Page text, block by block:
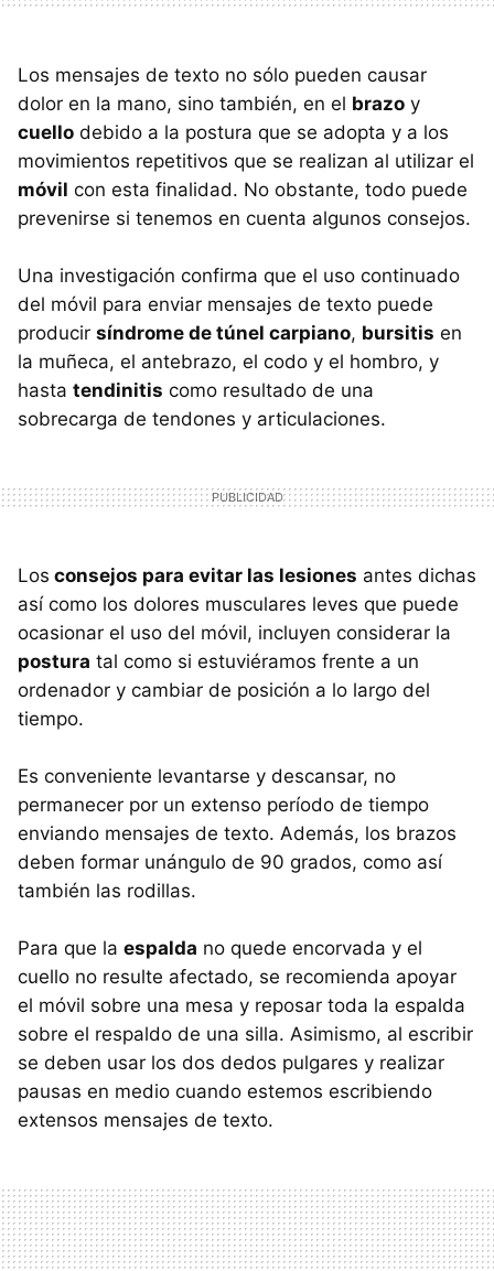
Los mensajes de texto no sólo pueden causar
dolor en la mano, sino también, en el brazo y
cuello debido a la postura que se adopta y a los
movimientos repetitivos que se realizan al utilizar el
móvil con esta finalidad. No obstante, todo puede
prevenirse si tenemos en cuenta algunos consejos.
Una investigación confirma que el uso continuado
del móvil para enviar mensajes de texto puede
producir síndrome de túnel carpiano, bursitis en
la muñeca, el antebrazo, el codo y el hombro, y
hasta tendinitis como resultado de una
sobrecarga de tendones y articulaciones.
Los consejos para evitar las lesiones antes dichas
así como los dolores musculares leves que puede
ocasionar el uso del móvil, incluyen considerar la
postura tal como si estuviéramos frente a un
ordenador y cambiar de posición a lo largo del
tiempo.
Es conveniente levantarse y descansar, no
permanecer por un extenso período de tiempo
enviando mensajes de texto. Además, los brazos
deben formar unángulo de 90 grados, como así
también las rodillas.
Para que la espalda no quede encorvada y el
cuello no resulte afectado, se recomienda apoyar
el móvil sobre una mesa y reposar toda la espalda
sobre el respaldo de una silla. Asimismo, al escribir
se deben usar los dos dedos pulgares y realizar
pausas en medio cuando estemos escribiendo
extensos mensajes de texto.